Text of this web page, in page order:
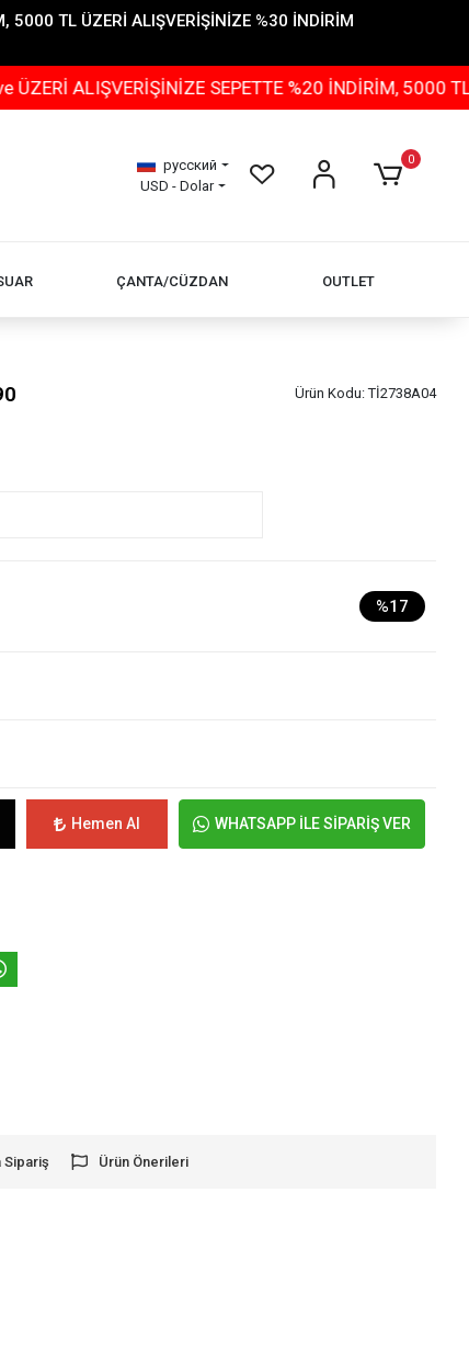
5000 TL ÜZERİ ALIŞVERİŞİNİZE %30 İNDİRİM
SEPETTE %20 İNDİRİM, 5000 TL ÜZERİ
русский
USD - Dolar
0
ÇANTA/CÜZDAN OUTLET
Ürün Kodu:Tİ2738A04
%17
Hemen Al WHATSAPP İLE SİPARİŞ VER
Sipariş Ürün Önerileri